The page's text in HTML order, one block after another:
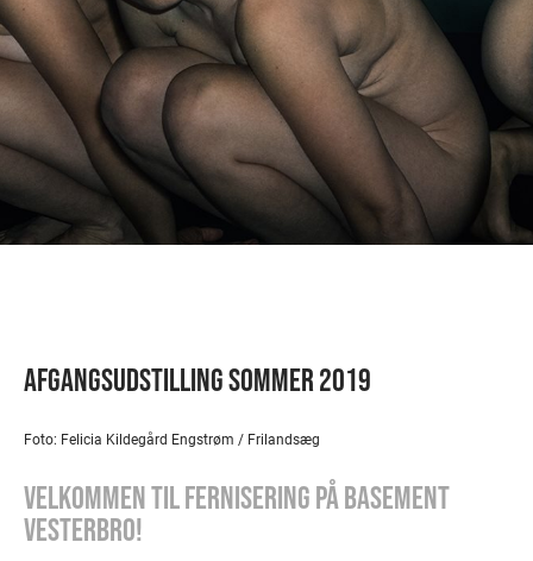
AFGANGSUDSTILLING SOMMER 2019
Foto: Felicia Kildegård Engstrøm / Frilandsæg
VELKOMMEN TIL FERNISERING PÅ BASEMENT
VESTERBRO!